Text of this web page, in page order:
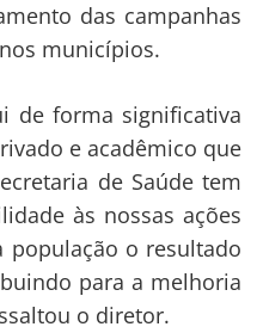
das campanhas
municípios.
de forma significativa
e acadêmico que
de Saúde tem
às nossas ações
o resultado
para a melhoria
o diretor.